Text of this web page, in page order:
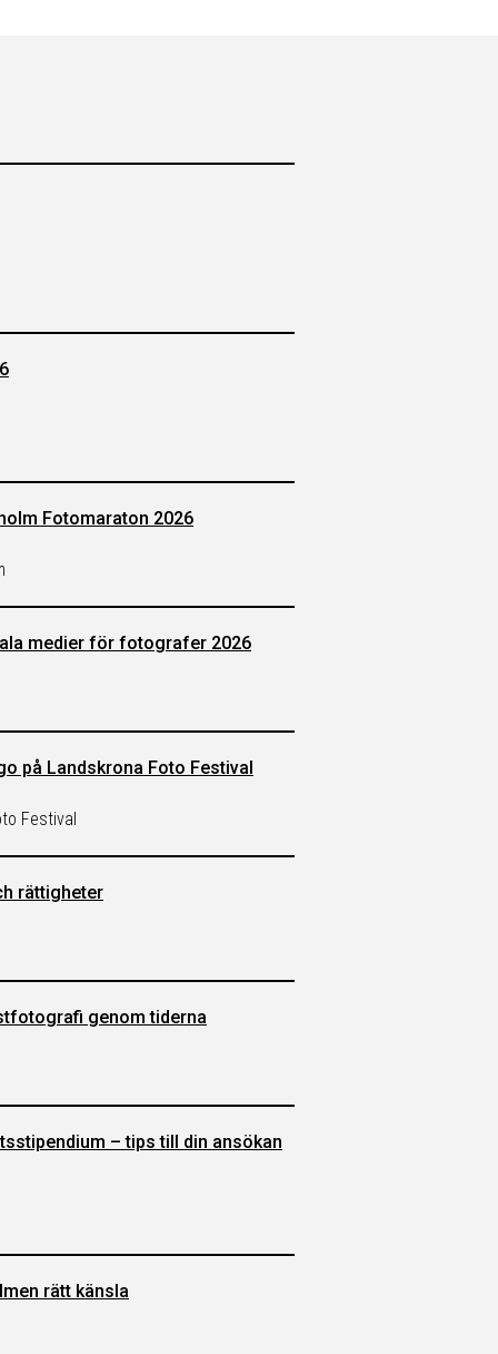
Fotomaraton 2026
medier för fotografer 2026
på Landskrona Foto Festival
Festival
rättigheter
genom tiderna
– tips till din ansökan
rätt känsla